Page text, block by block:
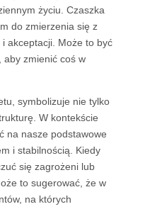
życiu. Czaszka
do zmierzenia się z
akceptacji. Może to być
aby zmienić coś w
symbolizuje nie tylko
W kontekście
na nasze podstawowe
i stabilnością. Kiedy
się zagrożeni lub
to sugerować, że w
na których